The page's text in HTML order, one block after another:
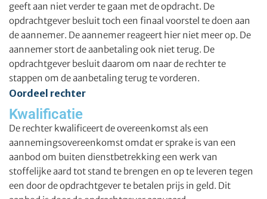
geeft aan niet verder te gaan met de opdracht. De
opdrachtgever besluit toch een finaal voorstel te doen aan
de aannemer. De aannemer reageert hier niet meer op. De
aannemer stort de aanbetaling ook niet terug. De
opdrachtgever besluit daarom om naar de rechter te
stappen om de aanbetaling terug te vorderen.
Oordeel rechter
Kwalificatie
De rechter kwalificeert de overeenkomst als een
aannemingsovereenkomst omdat er sprake is van een
aanbod om buiten dienstbetrekking een werk van
stoffelijke aard tot stand te brengen en op te leveren tegen
een door de opdrachtgever te betalen prijs in geld. Dit